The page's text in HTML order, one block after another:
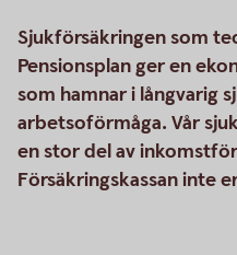
Sjukförsäkringen som
Pensionsplan ger en
som hamnar i långvarig
arbetsoförmåga. Vår
en stor del av
Försäkringskassan inte